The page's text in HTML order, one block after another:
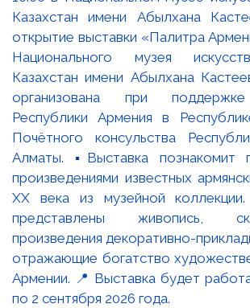
Казахстан имени Абылхана
открытие выставки «Палитра
Национального музея
Казахстан имени Абылхана
организована при
Республики Армения в
Почётного консульства
Алматы. ▪️Выставка познакомит
произведениями известных
XX века из музейной
представлены живопись,
произведения декоративно-
отражающие богатство
Армении. 📍 Выставка будет
по 2 сентября 2026 года.